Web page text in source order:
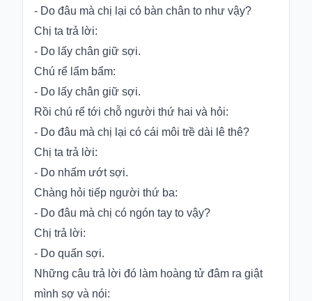
- Do đâu mà chị lại có bàn chân to như vậy?
Chị ta trả lời:
- Do lấy chân giữ sợi.
Chú rể lẩm bẩm:
- Do lấy chân giữ sợi.
Rồi chú rể tới chỗ người thứ hai và hỏi:
- Do đâu mà chị lại có cái môi trề dài lê thê?
Chị ta trả lời:
- Do nhấm ướt sợi.
Chàng hỏi tiếp người thứ ba:
- Do đâu mà chị có ngón tay to vậy?
Chị trả lời:
- Do quấn sợi.
Những câu trả lời đó làm hoàng tử đâm ra giật
mình sợ và nói: